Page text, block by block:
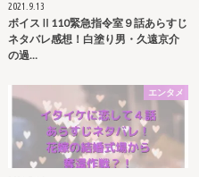
2021.9.13
ボイスⅡ110緊急指令室９話あらすじ
ネタバレ感想！白塗り男・久遠京介
の過…
エンタメ